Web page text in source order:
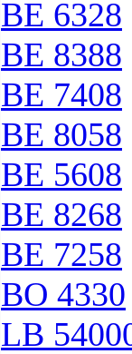
BE 6328
BE 8388
BE 7408
BE 8058
BE 5608
BE 8268
BE 7258
BO 4330
LB